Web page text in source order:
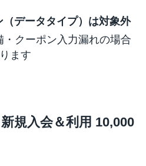
データタイプ）は対象外
・クーポン入力漏れの場合
ます
規入会＆利用 10,000